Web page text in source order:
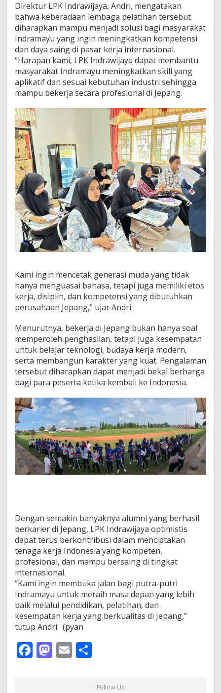
Direktur LPK Indrawijaya, Andri, mengatakan
bahwa keberadaan lembaga pelatihan tersebut
diharapkan mampu menjadi solusi bagi masyarakat
Indramayu yang ingin meningkatkan kompetensi
dan daya saing di pasar kerja internasional.
“Harapan kami, LPK Indrawijaya dapat membantu
masyarakat Indramayu meningkatkan skill yang
aplikatif dan sesuai kebutuhan industri sehingga
mampu bekerja secara profesional di Jepang.
Kami ingin mencetak generasi muda yang tidak
hanya menguasai bahasa, tetapi juga memiliki etos
kerja, disiplin, dan kompetensi yang dibutuhkan
perusahaan Jepang,” ujar Andri.
Menurutnya, bekerja di Jepang bukan hanya soal
memperoleh penghasilan, tetapi juga kesempatan
untuk belajar teknologi, budaya kerja modern,
serta membangun karakter yang kuat. Pengalaman
tersebut diharapkan dapat menjadi bekal berharga
bagi para peserta ketika kembali ke Indonesia.
Dengan semakin banyaknya alumni yang berhasil
berkarier di Jepang, LPK Indrawijaya optimistis
dapat terus berkontribusi dalam menciptakan
tenaga kerja Indonesia yang kompeten,
profesional, dan mampu bersaing di tingkat
internasional.
“Kami ingin membuka jalan bagi putra-putri
Indramayu untuk meraih masa depan yang lebih
baik melalui pendidikan, pelatihan, dan
kesempatan kerja yang berkualitas di Jepang,”
tutup Andri. (pyan
F M E
ar
Follow Us